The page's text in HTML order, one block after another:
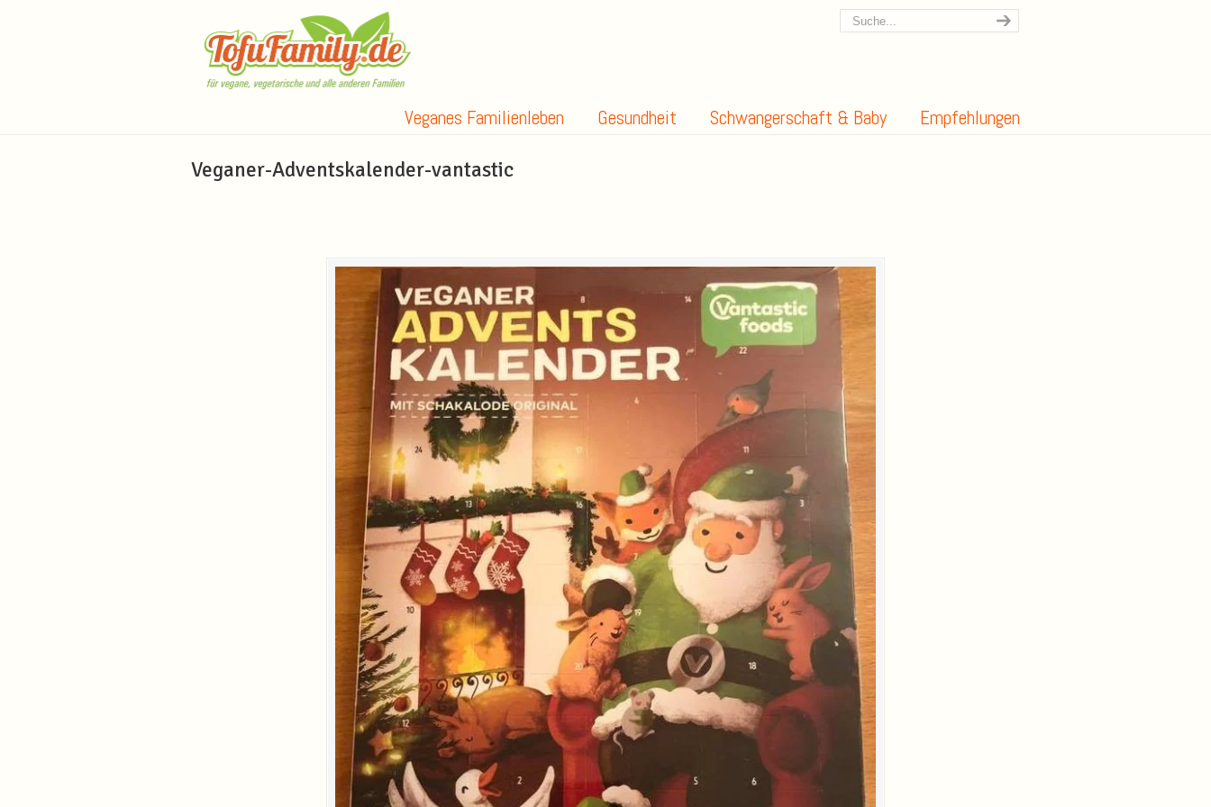
Veganes Familienleben Gesundheit Schwangerschaft & Baby Empfehlungen
Veganer-Adventskalender-vantastic